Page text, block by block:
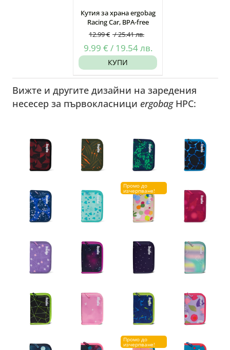
Кутия за храна ergobag
Racing Car, BPA-free
12.99€ /25.41лв.
Original
was:
12.99 €
/
9.99 € / 19.54лв.Текущата
цена
е:
9.99 €
/
КУПИ
Вижте и другите дизайни на заредения
несесер за първокласнициergobag HPC:
Промо до
изчерпване!
Промо до
изчерпване!